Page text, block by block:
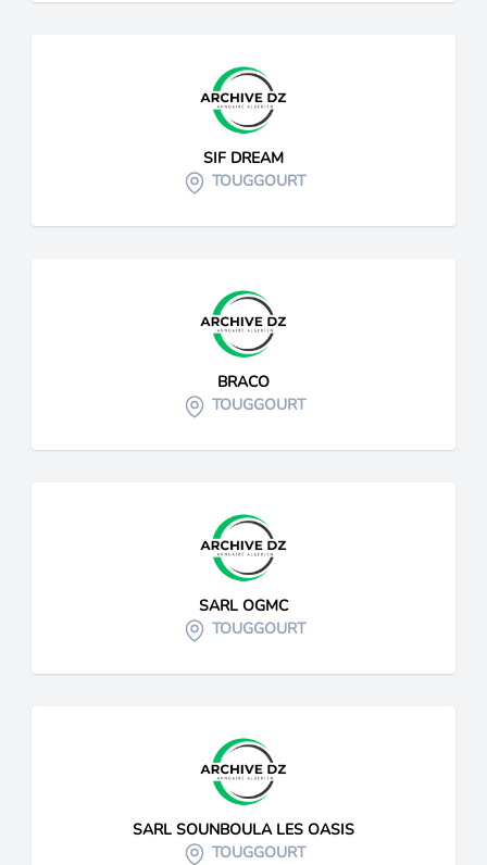
SIF DREAM
TOUGGOURT
BRACO
TOUGGOURT
SARL OGMC
TOUGGOURT
SARL SOUNBOULA LES OASIS
TOUGGOURT